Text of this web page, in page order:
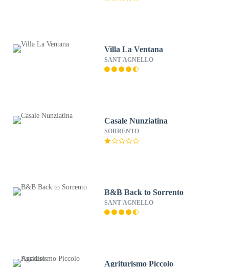
Villa La Ventana
SANT'AGNELLO
Casale Nunziatina
SORRENTO
B&B Back to Sorrento
SANT'AGNELLO
Agriturismo Piccolo